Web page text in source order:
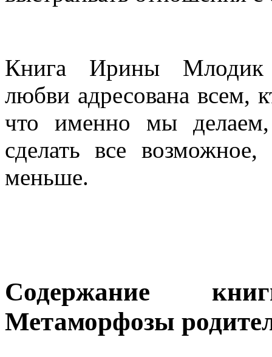
Книга Ирины Млодик
любви адресована всем,
что именно мы
сделать все
меньше.
Содержание
Метаморфозы